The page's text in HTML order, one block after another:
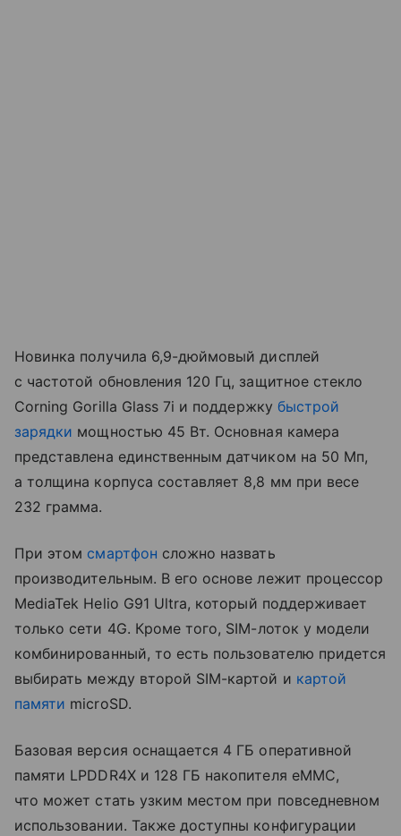
Новинка получила 6,9-дюймовый дисплей
с частотой обновления 120 Гц, защитное стекло
Corning Gorilla Glass 7i и поддержку быстрой
зарядки мощностью 45 Вт. Основная камера
представлена единственным датчиком на 50 Мп,
а толщина корпуса составляет 8,8 мм при весе
232 грамма.
При этом смартфон сложно назвать
производительным. В его основе лежит процессор
MediaTek Helio G91 Ultra, который поддерживает
только сети 4G. Кроме того, SIM-лоток у модели
комбинированный, то есть пользователю придется
выбирать между второй SIM-картой и картой
памяти microSD.
Базовая версия оснащается 4 ГБ оперативной
памяти LPDDR4X и 128 ГБ накопителя eMMC,
что может стать узким местом при повседневном
использовании. Также доступны конфигурации